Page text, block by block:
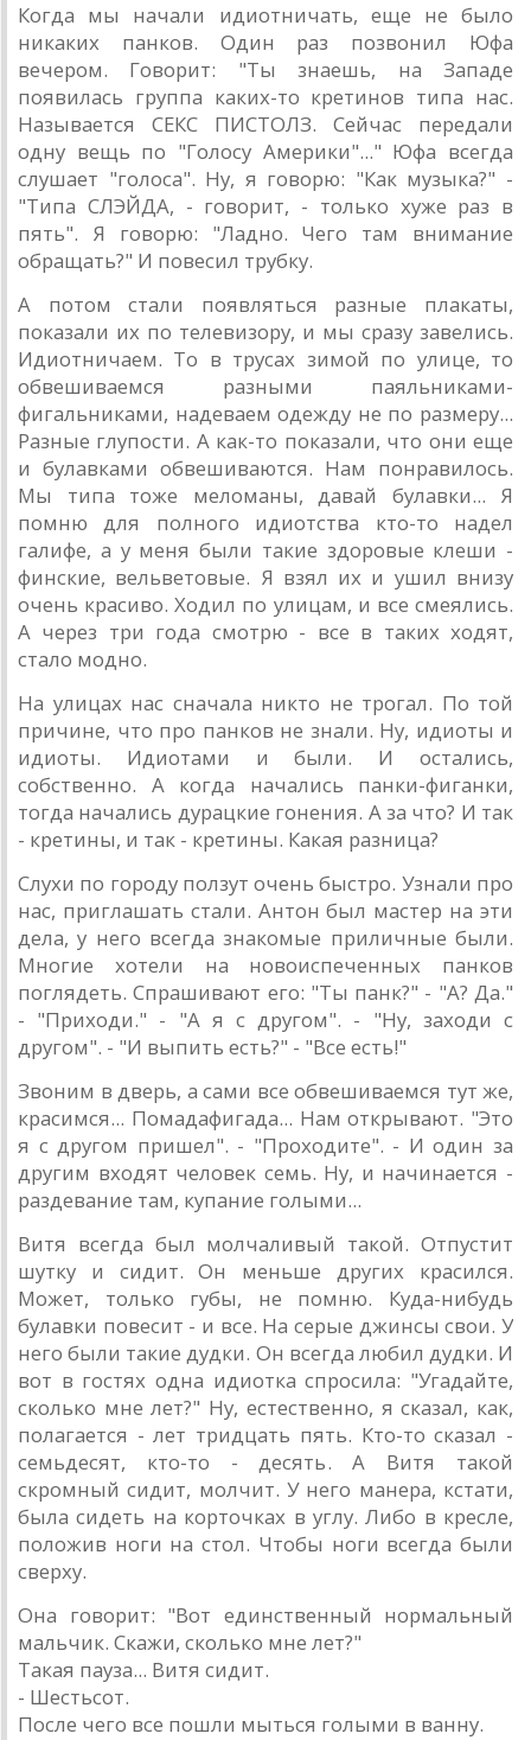
Когда мы начали идиотничать, еще не было
никаких панков. Один раз позвонил Юфа
вечером. Говорит: "Ты знаешь, на Западе
появилась группа каких-то кретинов типа нас.
Называется СЕКС ПИСТОЛЗ. Сейчас передали
одну вещь по "Голосу Америки"..." Юфа всегда
слушает "голоса". Ну, я говорю: "Как музыка?" -
"Типа СЛЭЙДА, - говорит, - только хуже раз в
пять". Я говорю: "Ладно. Чего там внимание
обращать?" И повесил трубку.
А потом стали появляться разные плакаты,
показали их по телевизору, и мы сразу завелись.
Идиотничаем. То в трусах зимой по улице, то
обвешиваемся разными паяльниками-
фигальниками, надеваем одежду не по размеру...
Разные глупости. А как-то показали, что они еще
и булавками обвешиваются. Нам понравилось.
Мы типа тоже меломаны, давай булавки... Я
помню для полного идиотства кто-то надел
галифе, а у меня были такие здоровые клеши -
финские, вельветовые. Я взял их и ушил внизу
очень красиво. Ходил по улицам, и все смеялись.
А через три года смотрю - все в таких ходят,
стало модно.
На улицах нас сначала никто не трогал. По той
причине, что про панков не знали. Ну, идиоты и
идиоты. Идиотами и были. И остались,
собственно. А когда начались панки-фиганки,
тогда начались дурацкие гонения. А за что? И так
- кретины, и так - кретины. Какая разница?
Слухи по городу ползут очень быстро. Узнали про
нас, приглашать стали. Антон был мастер на эти
дела, у него всегда знакомые приличные были.
Многие хотели на новоиспеченных панков
поглядеть. Спрашивают его: "Ты панк?" - "А? Да."
- "Приходи." - "А я с другом". - "Ну, заходи с
другом". - "И выпить есть?" - "Все есть!"
Звоним в дверь, а сами все обвешиваемся тут же,
красимся... Помадафигада... Нам открывают. "Это
я с другом пришел". - "Проходите". - И один за
другим входят человек семь. Ну, и начинается -
раздевание там, купание голыми...
Витя всегда был молчаливый такой. Отпустит
шутку и сидит. Он меньше других красился.
Может, только губы, не помню. Куда-нибудь
булавки повесит - и все. На серые джинсы свои. У
него были такие дудки. Он всегда любил дудки. И
вот в гостях одна идиотка спросила: "Угадайте,
сколько мне лет?" Ну, естественно, я сказал, как,
полагается - лет тридцать пять. Кто-то сказал -
семьдесят, кто-то - десять. А Витя такой
скромный сидит, молчит. У него манера, кстати,
была сидеть на корточках в углу. Либо в кресле,
положив ноги на стол. Чтобы ноги всегда были
сверху.
Она говорит: "Вот единственный нормальный
мальчик. Скажи, сколько мне лет?"
Такая пауза... Витя сидит.
- Шестьсот.
После чего все пошли мыться голыми в ванну.